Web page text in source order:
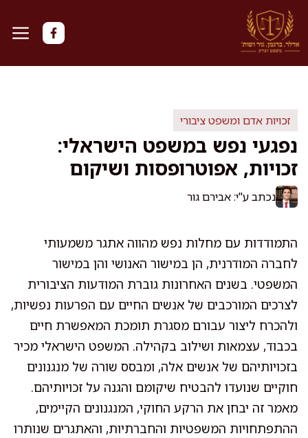
לדלג
לתוכן
זכויות אדם ומשפט ציבורי
נפגעי נפש במשפט הישראלי:
זכויות, אפוטרופסות ושיקום
נכתב ע"י: אבירם גור
התמודדות עם מחלות נפש מהווה אתגר משמעותי
לחברה המודרנית, הן במישור האנושי והן במישור
המשפטי. בשנים האחרונות גוברת המודעות הציבורית
לצרכים המורכבים של אנשים החיים עם הפרעות נפשיות,
ולהכרח ליצור עבורם מסגרת תומכת המאפשרת חיים
בכבוד, עצמאות ושילוב בקהילה. המשפט הישראלי מכיר
בזכויותיהם של אנשים אלה, ומבסס שורה של מנגנונים
חוקיים שנועדו להבטיח שיקומם והגנה על זכויותיהם.
מאמר זה יבחן את הרקע החוקי, המנגנונים הקיימים,
ההתפתחויות המשפטיות והחברתיות, והאתגרים שנותרו